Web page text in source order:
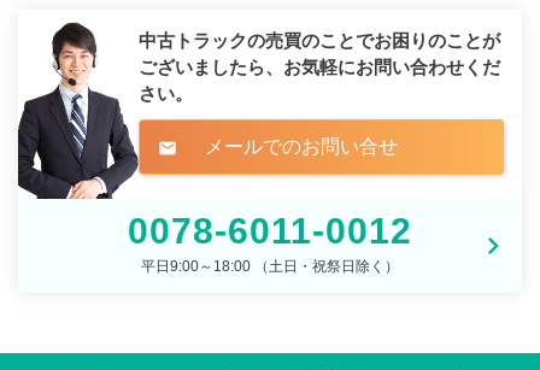
中古トラックの売買のことでお困りのことが
ございましたら、 お気軽にお問い合わせくだ
さい。
mail メールでのお問い合せ
0078-6011-0012
平日9:00～18:00 （土日・祝祭日除く）